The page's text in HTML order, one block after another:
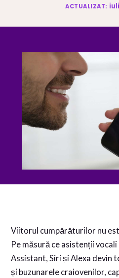
ACTUALIZAT:
Viitorul cumpărăturilor nu
Pe măsură ce asistenții
Assistant, Siri și Alexa devin
și buzunarele craiovenilor,